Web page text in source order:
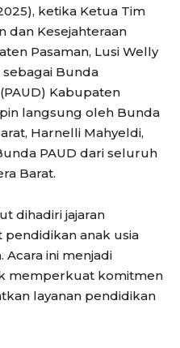
ketika Ketua Tim
dan Kesejahteraan
Pasaman, Lusi Welly
Bunda
Kabupaten
langsung oleh Bunda
Harnelli Mahyeldi,
PAUD dari seluruh
Barat.
dihadiri jajaran
anak usia
Acara ini menjadi
memperkuat komitmen
layanan pendidikan